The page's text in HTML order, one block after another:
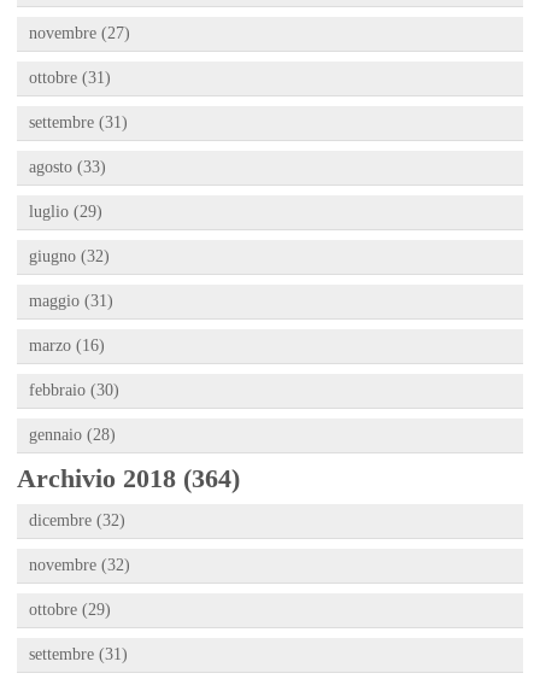
novembre (27)
ottobre (31)
settembre (31)
agosto (33)
luglio (29)
giugno (32)
maggio (31)
marzo (16)
febbraio (30)
gennaio (28)
Archivio 2018 (364)
dicembre (32)
novembre (32)
ottobre (29)
settembre (31)